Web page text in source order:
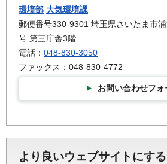
環境部 大気環境課
郵便番号330-9301 埼玉県さいたま市
号 第三庁舎3階
電話： 048-830-3050
ファックス：048-830-4772
お問い合わせフォ
より良いウェブサイトにす